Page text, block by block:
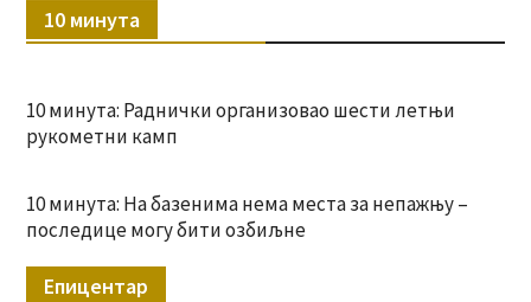
10 минута
10 минута: Раднички организовао шести летњи
рукометни камп
10 минута: На базенима нема места за непажњу –
последице могу бити озбиљне
Епицентар